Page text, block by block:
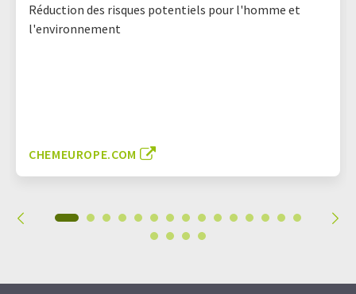
Réduction des risques potentiels pour l'homme et
l'environnement
CHEMEUROPE.COM